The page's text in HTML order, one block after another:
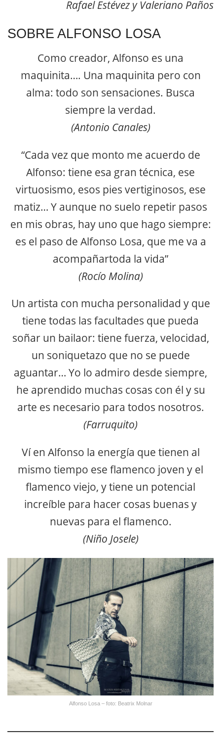
Rafael Estévez y Valeriano Paños
SOBRE ALFONSO LOSA
Como creador, Alfonso es una
maquinita…. Una maquinita pero con
alma: todo son sensaciones. Busca
siempre la verdad.
(Antonio Canales)
“Cada vez que monto me acuerdo de
Alfonso: tiene esa gran técnica, ese
virtuosismo, esos pies vertiginosos, ese
matiz… Y aunque no suelo repetir pasos
en mis obras, hay uno que hago siempre:
es el paso de Alfonso Losa, que me va a
acompañartoda la vida”
(Rocío Molina)
Un artista con mucha personalidad y que
tiene todas las facultades que pueda
soñar un bailaor: tiene fuerza, velocidad,
un soniquetazo que no se puede
aguantar… Yo lo admiro desde siempre,
he aprendido muchas cosas con él y su
arte es necesario para todos nosotros.
(Farruquito)
Ví en Alfonso la energía que tienen al
mismo tiempo ese flamenco joven y el
flamenco viejo, y tiene un potencial
increíble para hacer cosas buenas y
nuevas para el flamenco.
(Niño Josele)
Alfonso Losa – foto: Beatrix Molnar